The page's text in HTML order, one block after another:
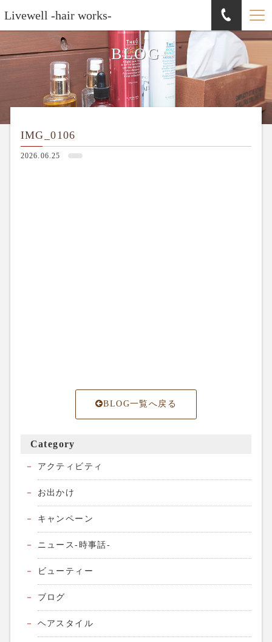
Livewell -hair works-
BLOG
IMG_0106
2026.06.25
BLOG一覧へ戻る
Category
アクティビティ
お出かけ
キャンペーン
ニュース-時事話-
ビューティー
ブログ
ヘアスタイル